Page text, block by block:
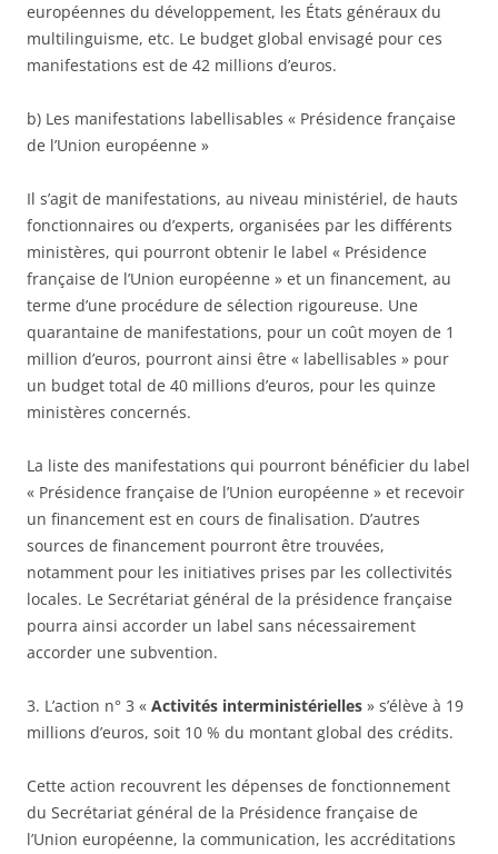
européennes du développement, les États généraux du
multilinguisme, etc. Le budget global envisagé pour ces
manifestations est de 42 millions d’euros.
b) Les manifestations labellisables « Présidence française
de l’Union européenne »
Il s’agit de manifestations, au niveau ministériel, de hauts
fonctionnaires ou d’experts, organisées par les différents
ministères, qui pourront obtenir le label « Présidence
française de l’Union européenne » et un financement, au
terme d’une procédure de sélection rigoureuse. Une
quarantaine de manifestations, pour un coût moyen de 1
million d’euros, pourront ainsi être « labellisables » pour
un budget total de 40 millions d’euros, pour les quinze
ministères concernés.
La liste des manifestations qui pourront bénéficier du label
« Présidence française de l’Union européenne » et recevoir
un financement est en cours de finalisation. D’autres
sources de financement pourront être trouvées,
notamment pour les initiatives prises par les collectivités
locales. Le Secrétariat général de la présidence française
pourra ainsi accorder un label sans nécessairement
accorder une subvention.
3. L’action n° 3 « Activités interministérielles » s’élève à 19
millions d’euros, soit 10 % du montant global des crédits.
Cette action recouvrent les dépenses de fonctionnement
du Secrétariat général de la Présidence française de
l’Union européenne, la communication, les accréditations